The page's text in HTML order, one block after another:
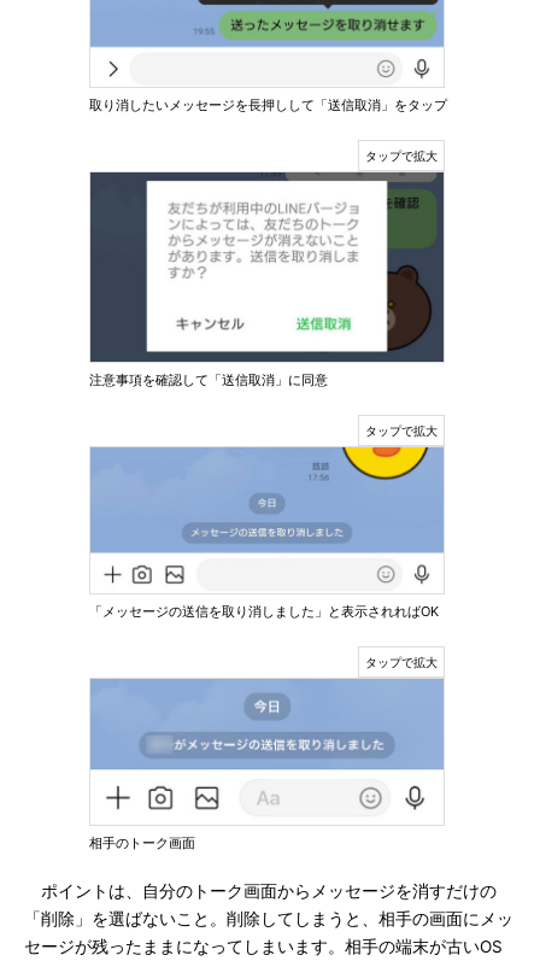
取り消したいメッセージを長押しして「送信取消」をタップ
注意事項を確認して「送信取消」に同意
「メッセージの送信を取り消しました」と表示されればOK
相手のトーク画面
ポイントは、自分のトーク画面からメッセージを消すだけの
「削除」を選ばないこと。削除してしまうと、相手の画面にメッ
セージが残ったままになってしまいます。相手の端末が古いOS